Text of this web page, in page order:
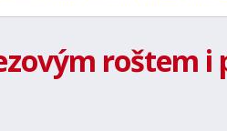
roštem